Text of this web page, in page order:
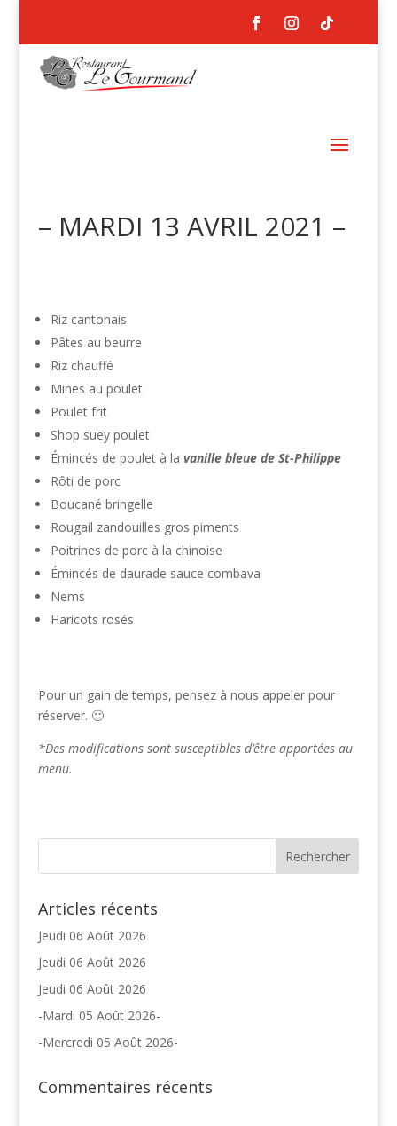
– MARDI 13 AVRIL 2021 –
Riz cantonais
Pâtes au beurre
Riz chauffé
Mines au poulet
Poulet frit
Shop suey poulet
Émincés de poulet à la vanille bleue de St-Philippe
Rôti de porc
Boucané bringelle
Rougail zandouilles gros piments
Poitrines de porc à la chinoise
Émincés de daurade sauce combava
Nems
Haricots rosés
Pour un gain de temps, pensez à nous appeler pour
réserver. 🙂
*Des modifications sont susceptibles d’être apportées au
menu.
Articles récents
Jeudi 06 Août 2026
Jeudi 06 Août 2026
Jeudi 06 Août 2026
-Mardi 05 Août 2026-
-Mercredi 05 Août 2026-
Commentaires récents